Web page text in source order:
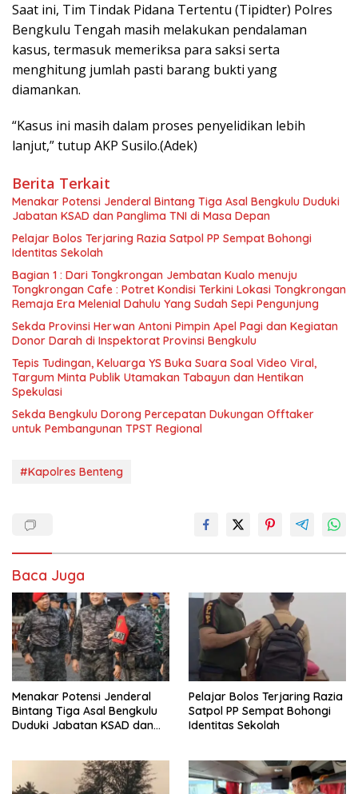
Saat ini, Tim Tindak Pidana Tertentu (Tipidter) Polres
Bengkulu Tengah masih melakukan pendalaman
kasus, termasuk memeriksa para saksi serta
menghitung jumlah pasti barang bukti yang
diamankan.
“Kasus ini masih dalam proses penyelidikan lebih
lanjut,” tutup AKP Susilo.(Adek)
Berita Terkait
Menakar Potensi Jenderal Bintang Tiga Asal Bengkulu Duduki
Jabatan KSAD dan Panglima TNI di Masa Depan
Pelajar Bolos Terjaring Razia Satpol PP Sempat Bohongi
Identitas Sekolah
Bagian 1 : Dari Tongkrongan Jembatan Kualo menuju
Tongkrongan Cafe : Potret Kondisi Terkini Lokasi Tongkrongan
Remaja Era Melenial Dahulu Yang Sudah Sepi Pengunjung
Sekda Provinsi Herwan Antoni Pimpin Apel Pagi dan Kegiatan
Donor Darah di Inspektorat Provinsi Bengkulu
Tepis Tudingan, Keluarga YS Buka Suara Soal Video Viral,
Targum Minta Publik Utamakan Tabayun dan Hentikan
Spekulasi
Sekda Bengkulu Dorong Percepatan Dukungan Offtaker
untuk Pembangunan TPST Regional
#Kapolres Benteng
Baca Juga
Menakar Potensi Jenderal
Bintang Tiga Asal Bengkulu
Duduki Jabatan KSAD dan
Pelajar Bolos Terjaring Razia
Satpol PP Sempat Bohongi
Identitas Sekolah